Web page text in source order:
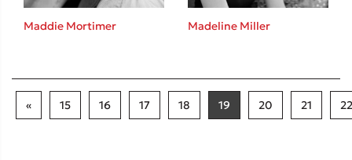
Maddie Mortimer Madeline Miller
« 15 16 17 18 19 20 21 22